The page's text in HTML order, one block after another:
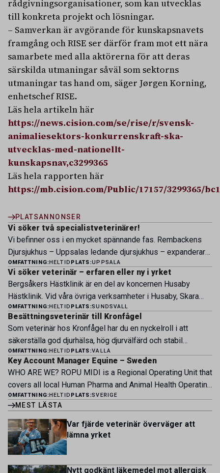
rådgivningsorganisationer, som kan utvecklas
till konkreta projekt och lösningar.
– Samverkan är avgörande för kunskapsnavets
framgång och RISE ser därför fram mot ett nära
samarbete med alla aktörerna för att deras
särskilda utmaningar såväl som sektorns
utmaningar tas hand om, säger Jørgen Korning,
enhetschef RISE.
Läs hela artikeln här
https://news.cision.com/se/rise/r/svensk-
animaliesektors-konkurrenskraft-ska-
utvecklas-med-nationellt-
kunskapsnav,c3299365
Läs hela rapporten här
https://mb.cision.com/Public/17157/3299365/
PLATSANNONSER
Vi söker två specialistveterinärer!
Vi befinner oss i en mycket spännande fas. Rembackens
Djursjukhus – Uppsalas ledande djursjukhus – expanderar
nu sin specialistverksamhet och söker legitimerade
veterinärer med specialistkompetens som vill vara med
och forma vårt nästa kapitel. Hos oss möter du ett
engagerat team, moderna faciliteter och verkliga
möjligheter att bedriva avancerad djursjukvård. Vad vi
erbjuder Särskilt meriterande: […]
OMFATTNING: HELTID PLATS:UPPSALA
Vi söker veterinär – erfaren eller ny i yrket
Bergsåkers Hästklinik är en del av koncernen Husaby
Hästklinik. Vid våra övriga verksamheter i Husaby, Skara
och Bjertorp jobbar idag ett 60-tal medarbetare. Om kliniken
Bergsåkers Hästklinik bedriver veterinärverksamhet i en
modern klinik vid Bergsåkers travbana, Sundsvall. Vi
erbjuder ett mångfasetterat utbud av undersökningar och
behandlingar i välutrustade lokaler. Vi har cirka 7 500
patienter […]
OMFATTNING: HELTID PLATS:SUNDSVALL
Besättningsveterinär till Kronfågel
Som veterinär hos Kronfågel har du en nyckelroll i att
säkerställa god djurhälsa, hög djurvälfärd och stabil
produktion genom hela värdekedjan. Du arbetar nära våra
kontrakterade uppfödare och tillsammans med kollegor
inom produktion, kläckeri, slakt och kvalitet. Rollen präglas
av proaktivt arbete, kunskapsdelning och kontinuerlig
utveckling, där du bidrar till att stärka svensk
OMFATTNING: HELTID PLATS:VALLA
Key Account Manager Equine – Sweden
WHO ARE WE? ROPU MIDI is a Regional Operating Unit that
covers all local Human Pharma and Animal Health Operating
Units across Belgium, Denmark, Norway, Finland, Greece,
Portugal, Sweden, and The Netherlands. MIDI has a
multicultural and diverse work environment. More than
1.800 employees are striving to work together to improve
lives for patients and […]
OMFATTNING: HELTID PLATS:SVERIGE
MEST LÄSTA
Var fjärde veterinär överväger att
lämna yrket
Nytt godkänt läkemedel mot allergisk